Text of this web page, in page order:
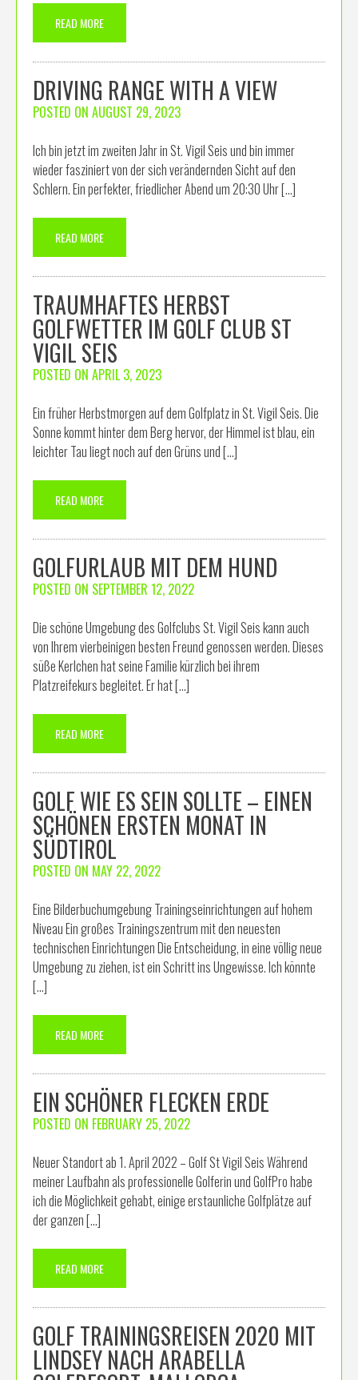
READ MORE
DRIVING RANGE WITH A VIEW
POSTED ON AUGUST 29, 2023
Ich bin jetzt im zweiten Jahr in St. Vigil Seis und bin immer
wieder fasziniert von der sich verändernden Sicht auf den
Schlern. Ein perfekter, friedlicher Abend um 20:30 Uhr […]
READ MORE
TRAUMHAFTES HERBST
GOLFWETTER IM GOLF CLUB ST
VIGIL SEIS
POSTED ON APRIL 3, 2023
Ein früher Herbstmorgen auf dem Golfplatz in St. Vigil Seis. Die
Sonne kommt hinter dem Berg hervor, der Himmel ist blau, ein
leichter Tau liegt noch auf den Grüns und […]
READ MORE
GOLFURLAUB MIT DEM HUND
POSTED ON SEPTEMBER 12, 2022
Die schöne Umgebung des Golfclubs St. Vigil Seis kann auch
von Ihrem vierbeinigen besten Freund genossen werden. Dieses
süße Kerlchen hat seine Familie kürzlich bei ihrem
Platzreifekurs begleitet. Er hat […]
READ MORE
GOLF WIE ES SEIN SOLLTE – EINEN
SCHÖNEN ERSTEN MONAT IN
SÜDTIROL
POSTED ON MAY 22, 2022
Eine Bilderbuchumgebung Trainingseinrichtungen auf hohem
Niveau Ein großes Trainingszentrum mit den neuesten
technischen Einrichtungen Die Entscheidung, in eine völlig neue
Umgebung zu ziehen, ist ein Schritt ins Ungewisse. Ich könnte
[…]
READ MORE
EIN SCHÖNER FLECKEN ERDE
POSTED ON FEBRUARY 25, 2022
Neuer Standort ab 1. April 2022 – Golf St Vigil Seis Während
meiner Laufbahn als professionelle Golferin und GolfPro habe
ich die Möglichkeit gehabt, einige erstaunliche Golfplätze auf
der ganzen […]
READ MORE
GOLF TRAININGSREISEN 2020 MIT
LINDSEY NACH ARABELLA